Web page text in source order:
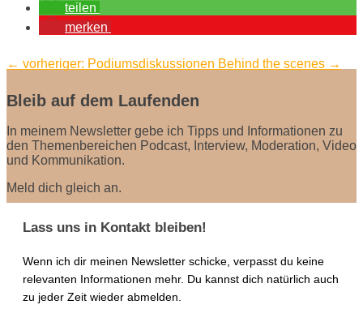
teilen
merken
← vorheriger: Podiumsdiskussionen Behind the scenes →
Bleib auf dem Laufenden
In meinem Newsletter gebe ich Tipps und Informationen zu
den Themenbereichen Podcast, Interview, Moderation, Video
und Kommunikation.
Meld dich gleich an.
Lass uns in Kontakt bleiben!
Wenn ich dir meinen Newsletter schicke, verpasst du keine
relevanten Informationen mehr. Du kannst dich natürlich auch
zu jeder Zeit wieder abmelden.